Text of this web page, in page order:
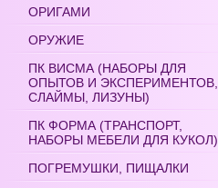
ОРИГАМИ
ОРУЖИЕ
ПК ВИСМА (НАБОРЫ ДЛЯ
ОПЫТОВ И ЭКСПЕРИМЕНТОВ,
СЛАЙМЫ, ЛИЗУНЫ)
ПК ФОРМА (ТРАНСПОРТ,
НАБОРЫ МЕБЕЛИ ДЛЯ КУКОЛ)
ПОГРЕМУШКИ, ПИЩАЛКИ